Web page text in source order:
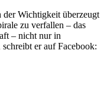
Wichtigkeit überzeugt
zu verfallen – das
– nicht nur in
er auf Facebook: